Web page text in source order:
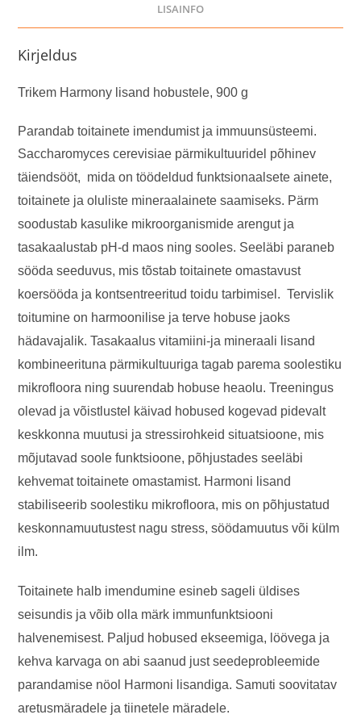
LISAINFO
Kirjeldus
Trikem Harmony lisand hobustele, 900 g
Parandab toitainete imendumist ja immuunsüsteemi.
Saccharomyces cerevisiae pärmikultuuridel põhinev
täiendsööt, mida on töödeldud funktsionaalsete ainete,
toitainete ja oluliste mineraalainete saamiseks. Pärm
soodustab kasulike mikroorganismide arengut ja
tasakaalustab pH-d maos ning sooles. Seeläbi paraneb
sööda seeduvus, mis tõstab toitainete omastavust
koersööda ja kontsentreeritud toidu tarbimisel. Tervislik
toitumine on harmoonilise ja terve hobuse jaoks
hädavajalik. Tasakaalus vitamiini-ja mineraali lisand
kombineerituna pärmikultuuriga tagab parema soolestiku
mikrofloora ning suurendab hobuse heaolu. Treeningus
olevad ja võistlustel käivad hobused kogevad pidevalt
keskkonna muutusi ja stressirohkeid situatsioone, mis
mõjutavad soole funktsioone, põhjustades seeläbi
kehvemat toitainete omastamist. Harmoni lisand
stabiliseerib soolestiku mikrofloora, mis on põhjustatud
keskonnamuutustest nagu stress, söödamuutus või külm
ilm.
Toitainete halb imendumine esineb sageli üldises
seisundis ja võib olla märk immunfunktsiooni
halvenemisest. Paljud hobused ekseemiga, löövega ja
kehva karvaga on abi saanud just seedeprobleemide
parandamise nöol Harmoni lisandiga. Samuti soovitatav
aretusmäradele ja tiinetele märadele.